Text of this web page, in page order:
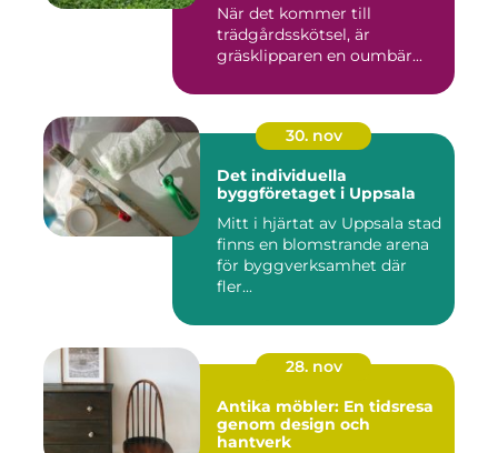
När det kommer till
trädgårdsskötsel, är
gräsklipparen en oumbär...
30. nov
Det individuella
byggföretaget i Uppsala
Mitt i hjärtat av Uppsala stad
finns en blomstrande arena
för byggverksamhet där
fler...
28. nov
Antika möbler: En tidsresa
genom design och
hantverk